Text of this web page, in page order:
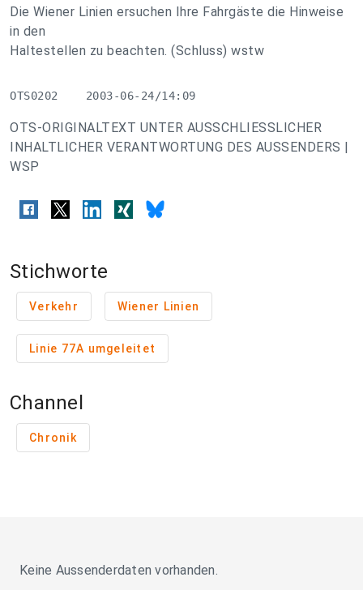
Die Wiener Linien ersuchen Ihre Fahrgäste die Hinweise
in den
Haltestellen zu beachten. (Schluss) wstw
OTS0202    2003-06-24/14:09
OTS-ORIGINALTEXT UNTER AUSSCHLIESSLICHER
INHALTLICHER VERANTWORTUNG DES AUSSENDERS |
WSP
Stichworte
Verkehr Wiener Linien
Linie 77A umgeleitet
Channel
Chronik
Keine Aussenderdaten vorhanden.